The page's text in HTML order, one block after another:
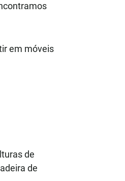
em móveis
de
de